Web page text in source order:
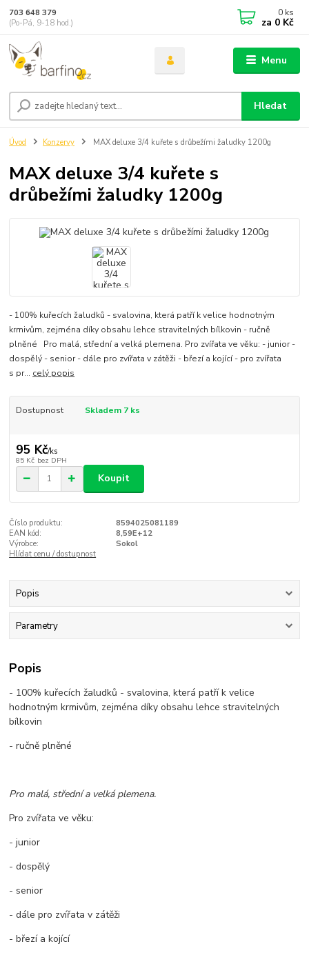
Menu
Hledat
703 648 379
(Po-Pá, 9-18 hod.)
0 ks
za 0 Kč
Úvod Konzervy MAX deluxe 3/4 kuřete s drůbežími žaludky 1200g
MAX deluxe 3/4 kuřete s
drůbežími žaludky 1200g
- 100% kuřecích žaludků - svalovina, která patří k velice hodnotným
krmivům, zejména díky obsahu lehce stravitelných bílkovin - ručně
plněné Pro malá, střední a velká plemena. Pro zvířata ve věku: - junior -
dospělý - senior - dále pro zvířata v zátěži - březí a kojící - pro zvířata
s pr... celý popis
Dostupnost Skladem 7 ks
95 Kč/ks
85 Kč bez DPH
Koupit
Číslo produktu:
8594025081189
EAN kód:
8,59E+12
Výrobce:
Sokol
Hlídat cenu / dostupnost
Popis
Parametry
Popis
- 100% kuřecích žaludků - svalovina, která patří k velice
hodnotným krmivům, zejména díky obsahu lehce stravitelných
bílkovin
- ručně plněné
Pro malá, střední a velká plemena.
Pro zvířata ve věku:
- junior
- dospělý
- senior
- dále pro zvířata v zátěži
- březí a kojící